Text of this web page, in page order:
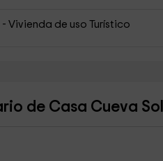
- Vivienda de uso Turístico
de Casa Cueva Sol